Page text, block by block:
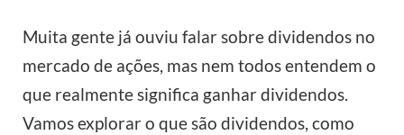
Muita gente já ouviu falar sobre dividendos no
mercado de ações, mas nem todos entendem o
que realmente significa ganhar dividendos.
Vamos explorar o que são dividendos, como